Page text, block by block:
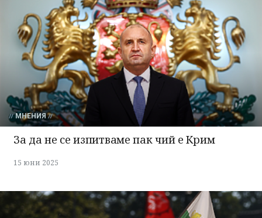
МНЕНИЯ
За да не се изпитваме пак чий е Крим
15 юни 2025